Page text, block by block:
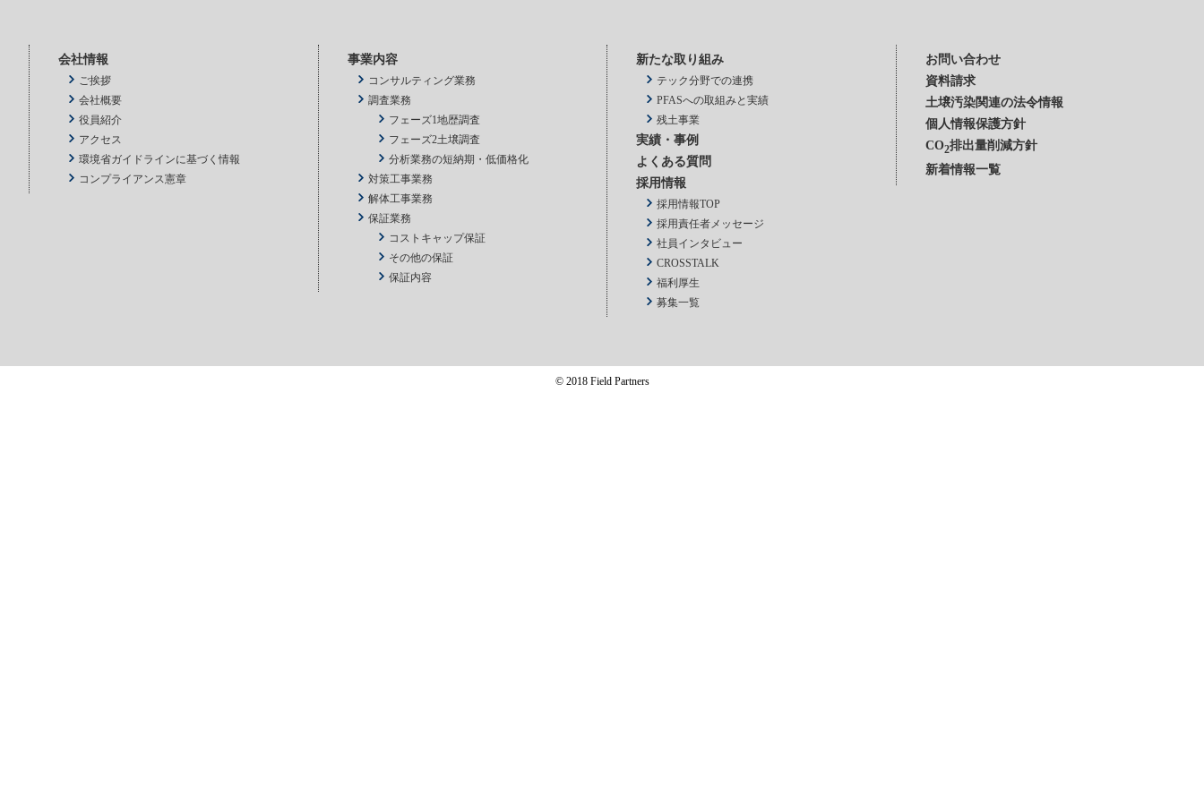
会社情報
ご挨拶
会社概要
役員紹介
アクセス
環境省ガイドラインに基づく情報
コンプライアンス憲章
事業内容
コンサルティング業務
調査業務
フェーズ1地歴調査
フェーズ2土壌調査
分析業務の短納期・低価格化
対策工事業務
解体工事業務
保証業務
コストキャップ保証
その他の保証
保証内容
新たな取り組み
テック分野での連携
PFASへの取組みと実績
残土事業
実績・事例
よくある質問
採用情報
採用情報TOP
採用責任者メッセージ
社員インタビュー
CROSSTALK
福利厚生
募集一覧
お問い合わせ
資料請求
土壌汚染関連の法令情報
個人情報保護方針
CO2排出量削減方針
新着情報一覧
© 2018 Field Partners